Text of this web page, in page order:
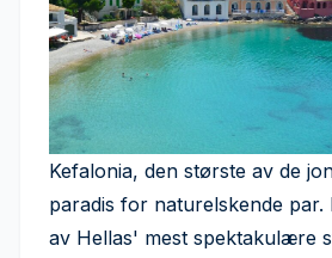
Kefalonia, den største av de
paradis for naturelskende
av Hellas' mest spektakulære